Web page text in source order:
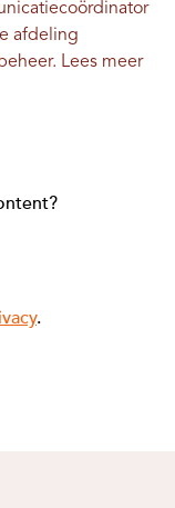
afdeling
Lees meer